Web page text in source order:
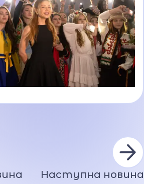
Наступна новина